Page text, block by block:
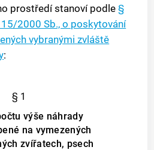
prostředí stanoví podle§
2000 Sb., o poskytování
vybranými zvláště
:
§ 1
výše náhrady
na vymezených
zvířatech, psech